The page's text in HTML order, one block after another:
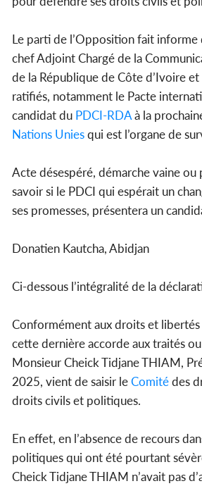
Le parti de l’Opposition fait
chef Adjoint Chargé de la
de la République de Côte d’Ivoire
ratifiés, notamment le Pacte
candidat du PDCI-RDAà la
Nations Uniesqui est l’organe de
Acte désespéré, démarche vaine ou
savoir si le PDCI qui espérait un
ses promesses, présentera un
Donatien Kautcha, Abidjan
Ci-dessous l’intégralité de la
Conformément aux droits et
cette dernière accorde aux traités
Monsieur Cheick Tidjane THIAM,
2025, vient de saisir leComitédes
droits civils et politiques.
En effet, en l’absence de recours
politiques qui ont été pourtant
Cheick Tidjane THIAM n’avait pas